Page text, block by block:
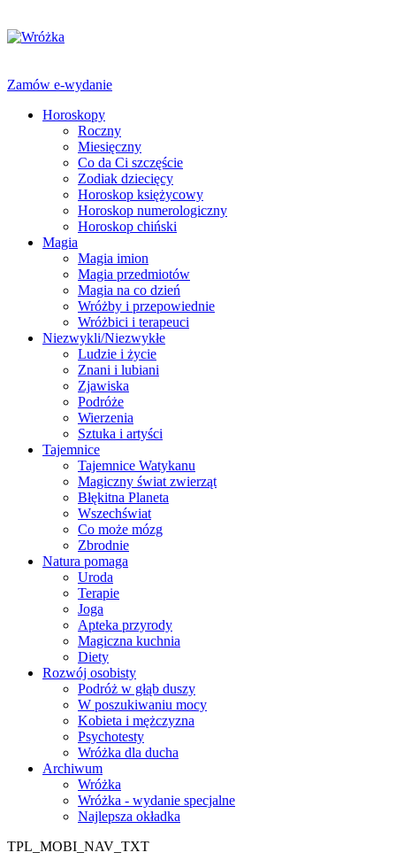
Zamów e-wydanie
Horoskopy
Roczny
Miesięczny
Co da Ci szczęście
Zodiak dziecięcy
Horoskop księżycowy
Horoskop numerologiczny
Horoskop chiński
Magia
Magia imion
Magia przedmiotów
Magia na co dzień
Wróżby i przepowiednie
Wróżbici i terapeuci
Niezwykli/Niezwykłe
Ludzie i życie
Znani i lubiani
Zjawiska
Podróże
Wierzenia
Sztuka i artyści
Tajemnice
Tajemnice Watykanu
Magiczny świat zwierząt
Błękitna Planeta
Wszechświat
Co może mózg
Zbrodnie
Natura pomaga
Uroda
Terapie
Joga
Apteka przyrody
Magiczna kuchnia
Diety
Rozwój osobisty
Podróż w głąb duszy
W poszukiwaniu mocy
Kobieta i mężczyzna
Psychotesty
Wróżka dla ducha
Archiwum
Wróżka
Wróżka - wydanie specjalne
Najlepsza okładka
TPL_MOBI_NAV_TXT